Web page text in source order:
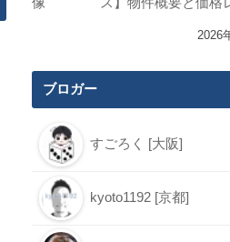
ス】物件概要と価格
2026
ブロガー
すごろく [大阪]
kyoto1192 [京都]